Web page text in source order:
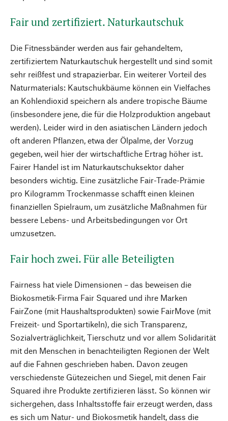
Fair und zertifiziert. Naturkautschuk
Die Fitnessbänder werden aus fair gehandeltem,
zertifiziertem Naturkautschuk hergestellt und sind somit
sehr reißfest und strapazierbar. Ein weiterer Vorteil des
Naturmaterials: Kautschukbäume können ein Vielfaches
an Kohlendioxid speichern als andere tropische Bäume
(insbesondere jene, die für die Holzproduktion angebaut
werden). Leider wird in den asiatischen Ländern jedoch
oft anderen Pflanzen, etwa der Ölpalme, der Vorzug
gegeben, weil hier der wirtschaftliche Ertrag höher ist.
Fairer Handel ist im Naturkautschuksektor daher
besonders wichtig. Eine zusätzliche Fair-Trade-Prämie
pro Kilogramm Trockenmasse schafft einen kleinen
finanziellen Spielraum, um zusätzliche Maßnahmen für
bessere Lebens- und Arbeitsbedingungen vor Ort
umzusetzen.
Fair hoch zwei. Für alle Beteiligten
Fairness hat viele Dimensionen – das beweisen die
Biokosmetik-Firma Fair Squared und ihre Marken
FairZone (mit Haushaltsprodukten) sowie FairMove (mit
Freizeit- und Sportartikeln), die sich Transparenz,
Sozialverträglichkeit, Tierschutz und vor allem Solidarität
mit den Menschen in benachteiligten Regionen der Welt
auf die Fahnen geschrieben haben. Davon zeugen
verschiedenste Gütezeichen und Siegel, mit denen Fair
Squared ihre Produkte zertifizieren lässt. So können wir
sichergehen, dass Inhaltsstoffe fair erzeugt werden, dass
es sich um Natur- und Biokosmetik handelt, dass die